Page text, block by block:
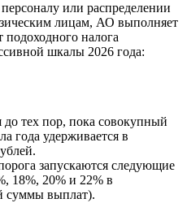
или распределении
лицам, АО выполняет
подоходного налога
шкалы 2026 года:
до тех пор, пока совокупный
года удерживается в
запускаются следующие
18%, 20% и 22% в
суммы выплат).